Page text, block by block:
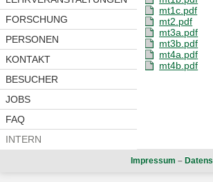
FORSCHUNG
PERSONEN
KONTAKT
BESUCHER
JOBS
FAQ
INTERN
mt1c.pdf
mt2.pdf
mt3a.pdf
mt3b.pdf
mt4a.pdf
mt4b.pdf
Impressum –